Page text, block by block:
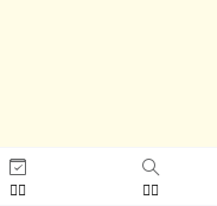
 